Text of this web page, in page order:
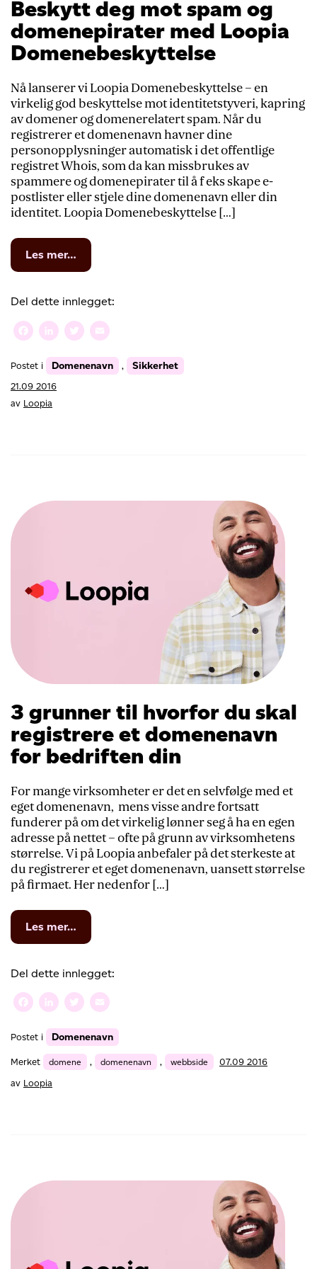
Beskytt deg mot spam og
domenepirater med Loopia
Domenebeskyttelse
Nå lanserer vi Loopia Domenebeskyttelse – en
virkelig god beskyttelse mot identitetstyveri, kapring
av domener og domenerelatert spam. Når du
registrerer et domenenavn havner dine
personopplysninger automatisk i det offentlige
registret Whois, som da kan missbrukes av
spammere og domenepirater til å f eks skape e-
postlister eller stjele dine domenenavn eller din
identitet. Loopia Domenebeskyttelse […]
Les mer…
Beskytt
mot
spam
og
domenepirater
Loopia
Del dette innlegget:
Facebook
LinkedIn
Twitter
Postet i Domenenavn , Sikkerhet
21.09 2016
av Loopia
3 grunner til hvorfor du skal
registrere et domenenavn
for bedriften din
For mange virksomheter er det en selvfølge med et
eget domenenavn, mens visse andre fortsatt
funderer på om det virkelig lønner seg å ha en egen
adresse på nettet – ofte på grunn av virksomhetens
størrelse. Vi på Loopia anbefaler på det sterkeste at
du registrerer et eget domenenavn, uansett størrelse
på firmaet. Her nedenfor […]
Les mer…
til
hvorfor
du
skal
et
domenenavn
for
Del dette innlegget:
Facebook
LinkedIn
Twitter
Postet i Domenenavn
Merket domene , domenenavn , webbside
07.09 2016
av Loopia